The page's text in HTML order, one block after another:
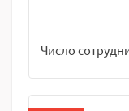
Число